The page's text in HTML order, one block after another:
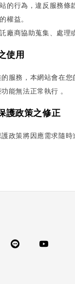
的行為，違反服務條
權益。
廠商協助蒐集、處理
使用
服務，本網站會在
能無法正常執行 。
護政策之修正
政策將因應需求隨時